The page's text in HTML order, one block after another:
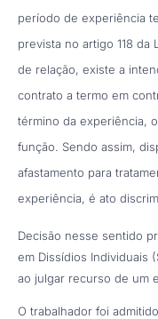
período de experiência
prevista no artigo 118 da
de relação, existe a
contrato a termo em
término da experiência,
função. Sendo assim,
afastamento para
experiência, é ato
Decisão nesse sentido
em Dissídios Individuais
ao julgar recurso de um
O trabalhador foi